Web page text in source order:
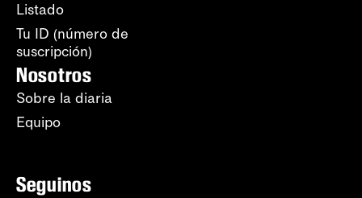
Listado
Tu ID (número de
suscripción)
Nosotros
Sobre la diaria
Equipo
Seguinos